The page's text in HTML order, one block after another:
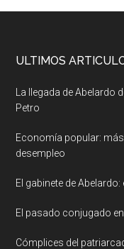
ULTIMOS
La llegada de Abelardo
Petro
Economía popular:
desempleo
El gabinete de
El pasado conjugado
Cómplices del